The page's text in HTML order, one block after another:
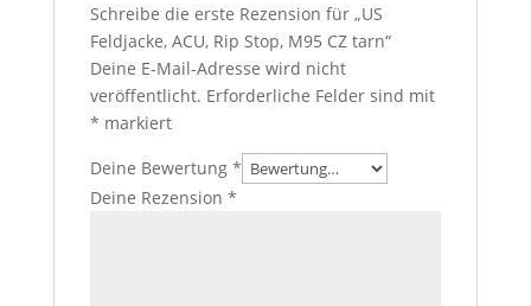
Schreibe die erste Rezension für „US
Feldjacke, ACU, Rip Stop, M95 CZ tarn“
Deine E-Mail-Adresse wird nicht
veröffentlicht. Erforderliche Felder sind mit
* markiert
Deine Bewertung *
Deine Rezension *